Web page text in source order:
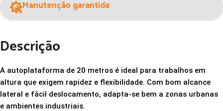
Manutenção garantida
Descrição
A autoplataforma de 20 metros é ideal para trabalhos em
altura que exigem rapidez e flexibilidade. Com bom alcance
lateral e fácil deslocamento, adapta-se bem a zonas urbanas
e ambientes industriais.